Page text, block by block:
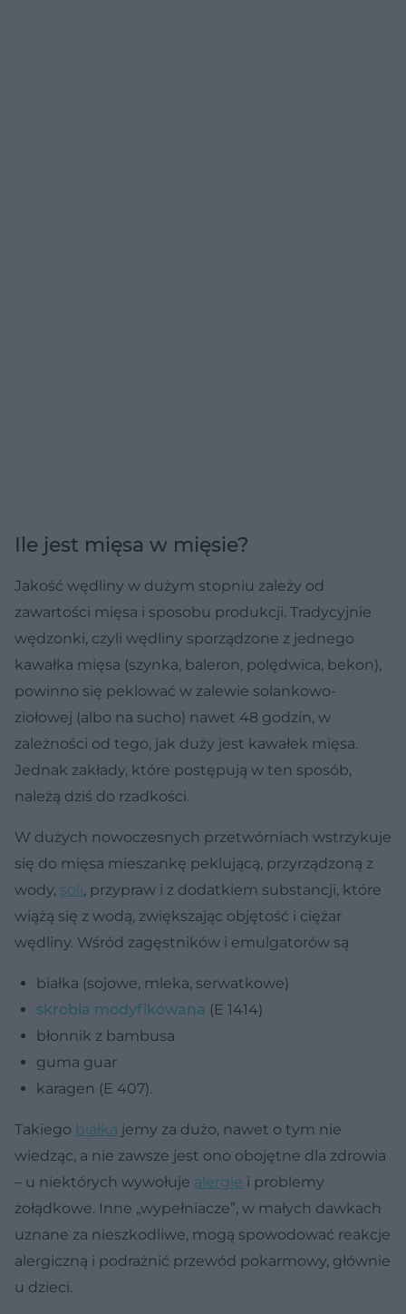
Ile jest mięsa w mięsie?
Jakość wędliny w dużym stopniu zależy od
zawartości mięsa i sposobu produkcji. Tradycyjnie
wędzonki, czyli wędliny sporządzone z jednego
kawałka mięsa (szynka, baleron, polędwica, bekon),
powinno się peklować w zalewie solankowo-
ziołowej (albo na sucho) nawet 48 godzin, w
zależności od tego, jak duży jest kawałek mięsa.
Jednak zakłady, które postępują w ten sposób,
należą dziś do rzadkości.
W dużych nowoczesnych przetwórniach wstrzykuje
się do mięsa mieszankę peklującą, przyrządzoną z
wody, soli, przypraw i z dodatkiem substancji, które
wiążą się z wodą, zwiększając objętość i ciężar
wędliny. Wśród zagęstników i emulgatorów są
białka (sojowe, mleka, serwatkowe)
skrobia modyfikowana (E 1414)
błonnik z bambusa
guma guar
karagen (E 407).
Takiego białka jemy za dużo, nawet o tym nie
wiedząc, a nie zawsze jest ono obojętne dla zdrowia
– u niektórych wywołuje alergie i problemy
żołądkowe. Inne „wypełniacze”, w małych dawkach
uznane za nieszkodliwe, mogą spowodować reakcje
alergiczną i podrażnić przewód pokarmowy, głównie
u dzieci.